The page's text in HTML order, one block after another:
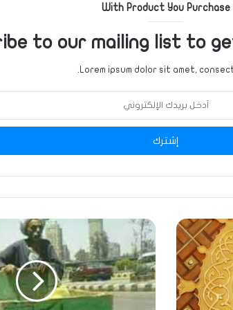
With Product You Purchase
to our mailing list to
Lorem ipsum dolor sit amet,